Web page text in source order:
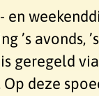
en
’s avonds,
geregeld
Op deze